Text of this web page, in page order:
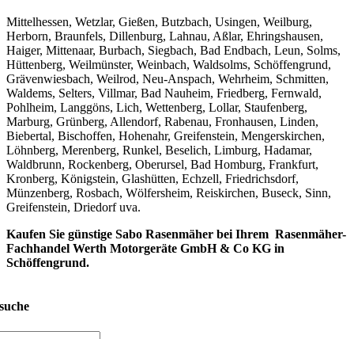
Mittelhessen, Wetzlar, Gießen, Butzbach, Usingen, Weilburg,
Herborn, Braunfels, Dillenburg, Lahnau, Aßlar, Ehringshausen,
Haiger, Mittenaar, Burbach, Siegbach, Bad Endbach, Leun, Solms,
Hüttenberg, Weilmünster, Weinbach, Waldsolms, Schöffengrund,
Grävenwiesbach, Weilrod, Neu-Anspach, Wehrheim, Schmitten,
Waldems, Selters, Villmar, Bad Nauheim, Friedberg, Fernwald,
Pohlheim, Langgöns, Lich, Wettenberg, Lollar, Staufenberg,
Marburg, Grünberg, Allendorf, Rabenau, Fronhausen, Linden,
Biebertal, Bischoffen, Hohenahr, Greifenstein, Mengerskirchen,
Löhnberg, Merenberg, Runkel, Beselich, Limburg, Hadamar,
Waldbrunn, Rockenberg, Oberursel, Bad Homburg, Frankfurt,
Kronberg, Königstein, Glashütten, Echzell, Friedrichsdorf,
Münzenberg, Rosbach, Wölfersheim, Reiskirchen, Buseck, Sinn,
Greifenstein, Driedorf uva.
Kaufen Sie günstige Sabo Rasenmäher bei Ihrem Rasenmäher-
Fachhandel Werth Motorgeräte GmbH & Co KG in
Schöffengrund.